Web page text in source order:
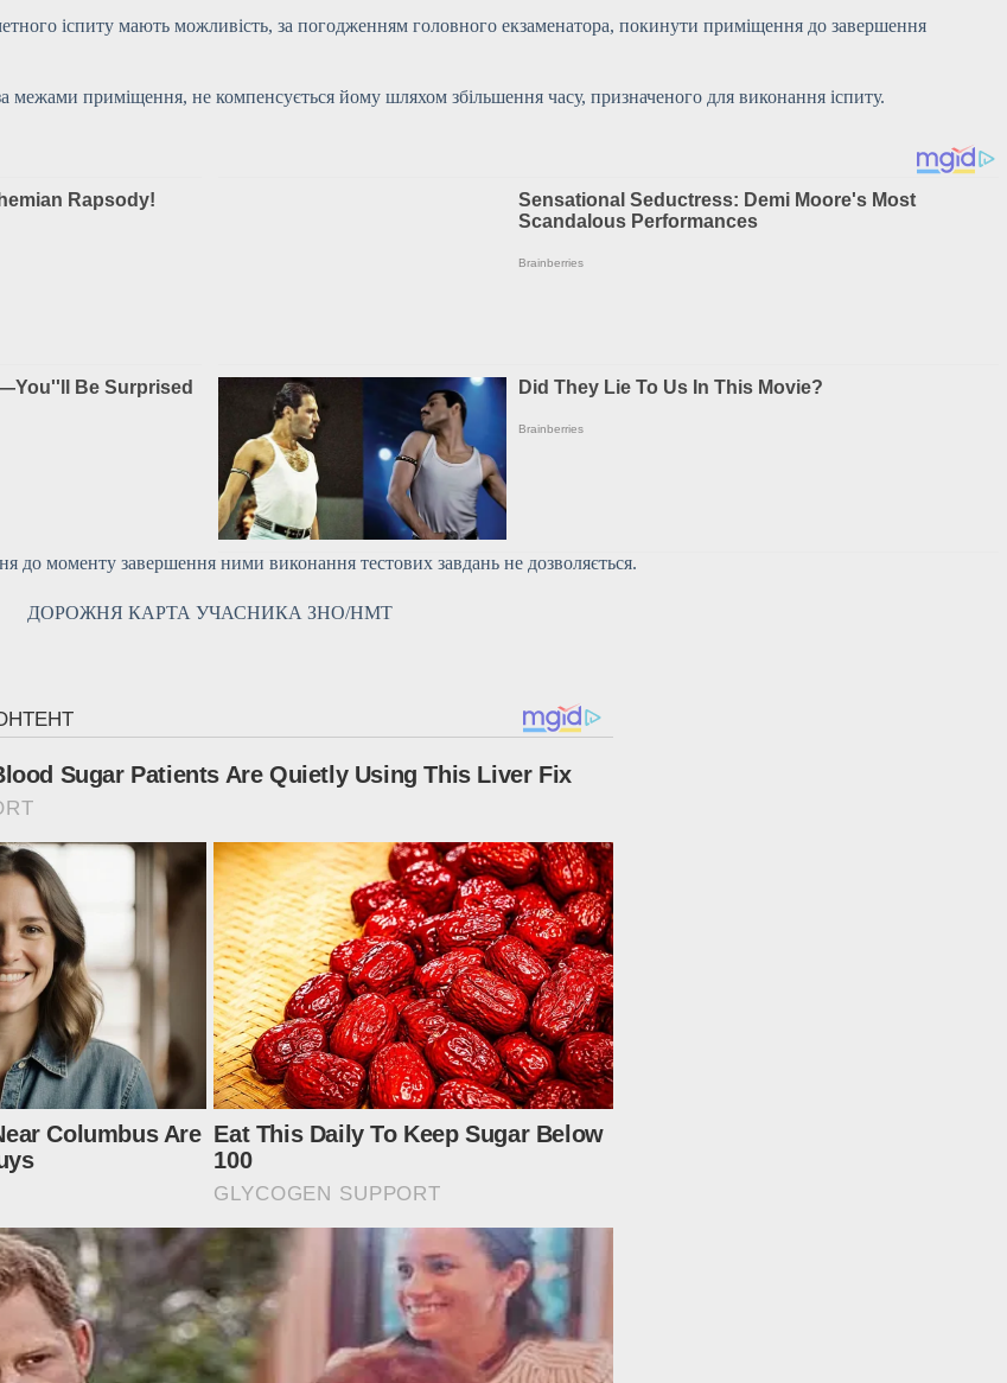
іспиту мають можливість, за погодженням головного екзаменатора, покинути приміщення до завершення
межами приміщення, не компенсується йому шляхом збільшення часу, призначеного для виконання іспиту.
до моменту завершення ними виконання тестових завдань не дозволяється.
ДОРОЖНЯ КАРТА УЧАСНИКА ЗНО/НМТ